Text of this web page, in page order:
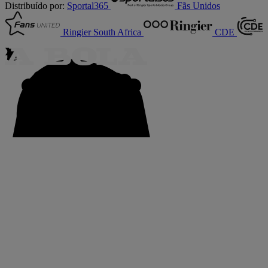
Distribuído por: Sportal365 Fãs Unidos
Ringier South Africa CDE